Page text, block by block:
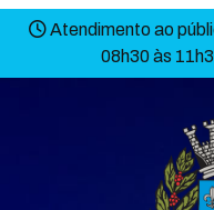
Atendimento ao
08h30 às